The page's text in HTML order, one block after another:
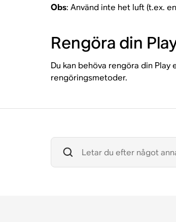
Obs: Använd inte het luft (t.ex.
Rengöra din
Du kan behöva rengöra din
rengöringsmetoder.